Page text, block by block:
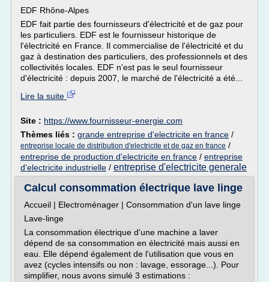
EDF Rhône-Alpes
EDF fait partie des fournisseurs d'électricité et de gaz pour
les particuliers. EDF est le fournisseur historique de
l'électricité en France. Il commercialise de l'électricité et du
gaz à destination des particuliers, des professionnels et des
collectivités locales. EDF n'est pas le seul fournisseur
d'électricité : depuis 2007, le marché de l'électricité a été...
Lire la suite
Site : https://www.fournisseur-energie.com
Thèmes liés : grande entreprise d'electricite en france /
entreprise locale de distribution d'electricite et de gaz en france /
entreprise de production d'electricite en france / entreprise
d'electricite industrielle / entreprise d'electricite generale
Calcul consommation électrique lave linge
Accueil | Electroménager | Consommation d'un lave linge
Lave-linge
La consommation électrique d'une machine a laver
dépend de sa consommation en électricité mais aussi en
eau. Elle dépend également de l'utilisation que vous en
avez (cycles intensifs ou non : lavage, essorage...). Pour
simplifier, nous avons simulé 3 estimations :